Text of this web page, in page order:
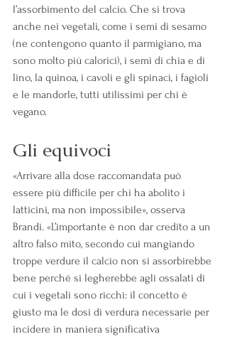
l’assorbimento del calcio. Che si trova
anche nei vegetali, come i semi di sesamo
(ne contengono quanto il parmigiano, ma
sono molto più calorici), i semi di chia e di
lino, la quinoa, i cavoli e gli spinaci, i fagioli
e le mandorle, tutti utilissimi per chi è
vegano.
Gli equivoci
«Arrivare alla dose raccomandata può
essere più difficile per chi ha abolito i
latticini, ma non impossibile», osserva
Brandi. «L’importante è non dar credito a un
altro falso mito, secondo cui mangiando
troppe verdure il calcio non si assorbirebbe
bene perché si legherebbe agli ossalati di
cui i vegetali sono ricchi: il concetto è
giusto ma le dosi di verdura necessarie per
incidere in maniera significativa